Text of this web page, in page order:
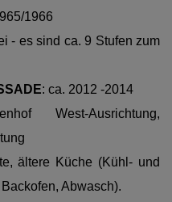
1966
- es sind ca. 9 Stufen zum
: ca. 2012 -2014
West-Ausrichtung,
ältere Küche (Kühl- und
Abwasch).